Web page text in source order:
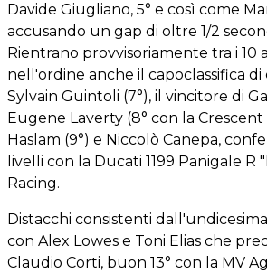
Davide Giugliano, 5° e così come
accusando un gap di oltre 1/2
Rientrano provvisoriamente tra i 10
nell'ordine anche il capoclassifica
Sylvain Guintoli (7°), il vincitore di
Eugene Laverty (8° con la
Haslam (9°) e Niccolò Canepa,
livelli con la Ducati 1199 Panigale R
Racing.
Distacchi consistenti
con Alex Lowes e Toni Elias che
Claudio Corti, buon 13° con la MV